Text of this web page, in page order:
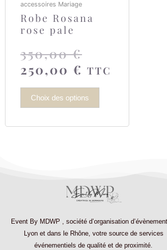
accessoires Mariage
Robe Rosana
rose pale
350,00€
250,00 € TTC
Choix des options
Event By MDWP
société d’organisation
Lyon et dans le Rhône, votre source de services
événementiels de qualité et de proximité.